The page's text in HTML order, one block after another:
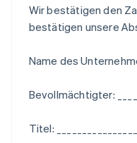
Wir bestätigen den
bestätigen unsere
Name des
Bevollmächtigter:
Titel: